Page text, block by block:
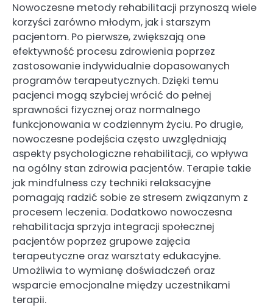
Nowoczesne metody rehabilitacji przynoszą wiele
korzyści zarówno młodym, jak i starszym
pacjentom. Po pierwsze, zwiększają one
efektywność procesu zdrowienia poprzez
zastosowanie indywidualnie dopasowanych
programów terapeutycznych. Dzięki temu
pacjenci mogą szybciej wrócić do pełnej
sprawności fizycznej oraz normalnego
funkcjonowania w codziennym życiu. Po drugie,
nowoczesne podejścia często uwzględniają
aspekty psychologiczne rehabilitacji, co wpływa
na ogólny stan zdrowia pacjentów. Terapie takie
jak mindfulness czy techniki relaksacyjne
pomagają radzić sobie ze stresem związanym z
procesem leczenia. Dodatkowo nowoczesna
rehabilitacja sprzyja integracji społecznej
pacjentów poprzez grupowe zajęcia
terapeutyczne oraz warsztaty edukacyjne.
Umożliwia to wymianę doświadczeń oraz
wsparcie emocjonalne między uczestnikami
terapii.